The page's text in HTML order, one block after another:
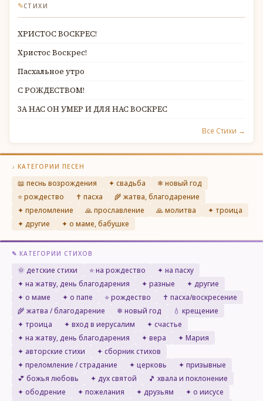
✎СТИХИ
ХРИСТОС ВОСКРЕС!
Христос Воскрес!
Пасхальное утро
С РОЖДЕСТВОМ!
ЗА НАС ОН УМЕР И ДЛЯ НАС ВОСКРЕС
Все Стихи →
♪ КАТЕГОРИИ ПЕСЕН
📖 песнь возрождения ✦ свадьба
❄ новый год
⭐ рождество
✝ пасха
🌾 жатва, благодарение
✦ преломление
🙏 прославление 🙏 молитва
✦ троица
✦ другие
✦ о маме, бабушке
✎ КАТЕГОРИИ СТИХОВ
🌞 детские стихи ⭐ на рождество
✦ на пасху
✦ на жатву, день благодарения
✦ разные
✦ другие
✦ о маме
✦ о папе ⭐ рождество
✝ пасха/воскресение
🌾 жатва / благодарение
❄ новый год
💧 крещение
✦ троица
✦ вход в иерусалим
✦ счастье
✦ на жатву, день благодарения
✦ вера
✦ Мария
✦ авторские стихи
✦ сборник стихов
✦ преломление / страдание
✦ церковь
✦ призывные
💕 божья любовь
✦ дух святой
🎵 хвала и поклонение
✦ ободрение
✦ пожелания ✦ друзьям
✦ о иисусе